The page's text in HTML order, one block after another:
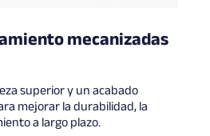
mecanizadas
superior y un acabado
mejorar la durabilidad, la
a largo plazo.